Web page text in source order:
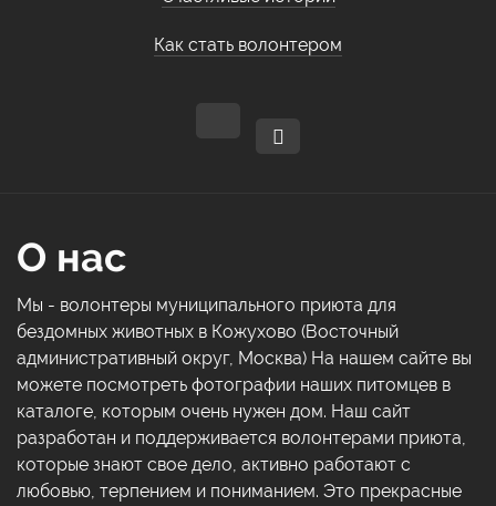
Как стать волонтером
О нас
Мы - волонтеры муниципального приюта для
бездомных животных в Кожухово (Восточный
административный округ, Москва) На нашем сайте вы
можете посмотреть фотографии наших питомцев в
каталоге, которым очень нужен дом. Наш сайт
разработан и поддерживается волонтерами приюта,
которые знают свое дело, активно работают с
любовью, терпением и пониманием. Это прекрасные